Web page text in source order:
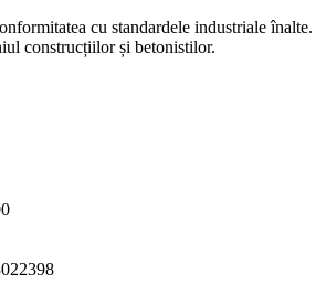
cu standardele industriale
construcțiilor și betonistilor.